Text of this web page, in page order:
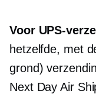
Voor UPS-
hetzelfde, met
grond)
Next Day Air